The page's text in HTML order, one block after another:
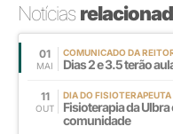
Notícias
01
MAI
COMUNICADO DA
Dias 2 e 3.5 terão
11
OUT
DIA DO FISIOTERAPEUTA
Fisioterapia da
comunidade